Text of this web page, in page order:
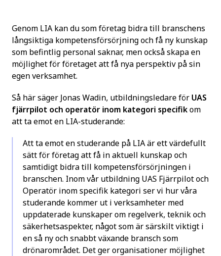
Genom LIA kan du som företag bidra till branschens
långsiktiga kompetensförsörjning och få ny kunskap
som befintlig personal saknar, men också skapa en
möjlighet för företaget att få nya perspektiv på sin
egen verksamhet.
Så här säger Jonas Wadin, utbildningsledare för UAS
fjärrpilot och operatör inom kategori specifikom
att ta emot en LIA-studerande:
Att ta emot en studerande på LIA är ett värdefullt
sätt för företag att få in aktuell kunskap och
samtidigt bidra till kompetensförsörjningen i
branschen. Inom vår utbildning UAS Fjärrpilot och
Operatör inom specifik kategori ser vi hur våra
studerande kommer ut i verksamheter med
uppdaterade kunskaper om regelverk, teknik och
säkerhetsaspekter, något som är särskilt viktigt i
en så ny och snabbt växande bransch som
drönarområdet. Det ger organisationer möjlighet